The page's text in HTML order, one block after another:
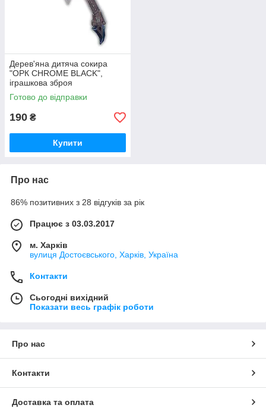
Дерев'яна дитяча сокира
"ОРК CHROME BLACK",
іграшкова зброя
Готово до відправки
190 ₴
Купити
Про нас
86% позитивних з 28 відгуків за рік
Працює з 03.03.2017
м. Харків
вулиця Достоєвського, Харків, Україна
Контакти
Сьогодні вихідний
Показати весь графік роботи
Про нас
Контакти
Доставка та оплата